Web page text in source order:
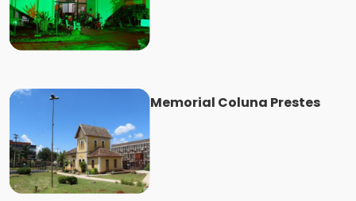
Memorial Coluna Prestes